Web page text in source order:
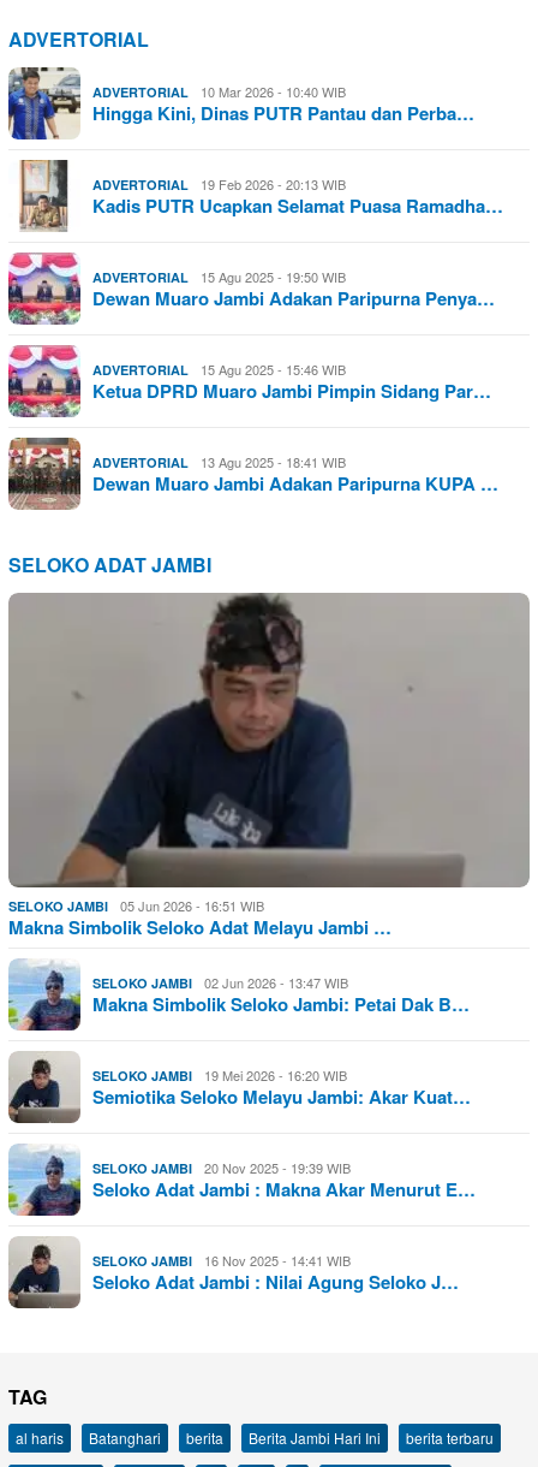
ADVERTORIAL
ADVERTORIAL 10 Mar 2026 - 10:40 WIB
Hingga Kini, Dinas PUTR Pantau dan Perba…
ADVERTORIAL 19 Feb 2026 - 20:13 WIB
Kadis PUTR Ucapkan Selamat Puasa Ramadha…
ADVERTORIAL 15 Agu 2025 - 19:50 WIB
Dewan Muaro Jambi Adakan Paripurna Penya…
ADVERTORIAL 15 Agu 2025 - 15:46 WIB
Ketua DPRD Muaro Jambi Pimpin Sidang Par…
ADVERTORIAL 13 Agu 2025 - 18:41 WIB
Dewan Muaro Jambi Adakan Paripurna KUPA …
SELOKO ADAT JAMBI
SELOKO JAMBI 05 Jun 2026 - 16:51 WIB
Makna Simbolik Seloko Adat Melayu Jambi …
SELOKO JAMBI 02 Jun 2026 - 13:47 WIB
Makna Simbolik Seloko Jambi: Petai Dak B…
SELOKO JAMBI 19 Mei 2026 - 16:20 WIB
Semiotika Seloko Melayu Jambi: Akar Kuat…
SELOKO JAMBI 20 Nov 2025 - 19:39 WIB
Seloko Adat Jambi : Makna Akar Menurut E…
SELOKO JAMBI 16 Nov 2025 - 14:41 WIB
Seloko Adat Jambi : Nilai Agung Seloko J…
TAG
al haris Batanghari berita Berita Jambi Hari Ini
berita terbaru